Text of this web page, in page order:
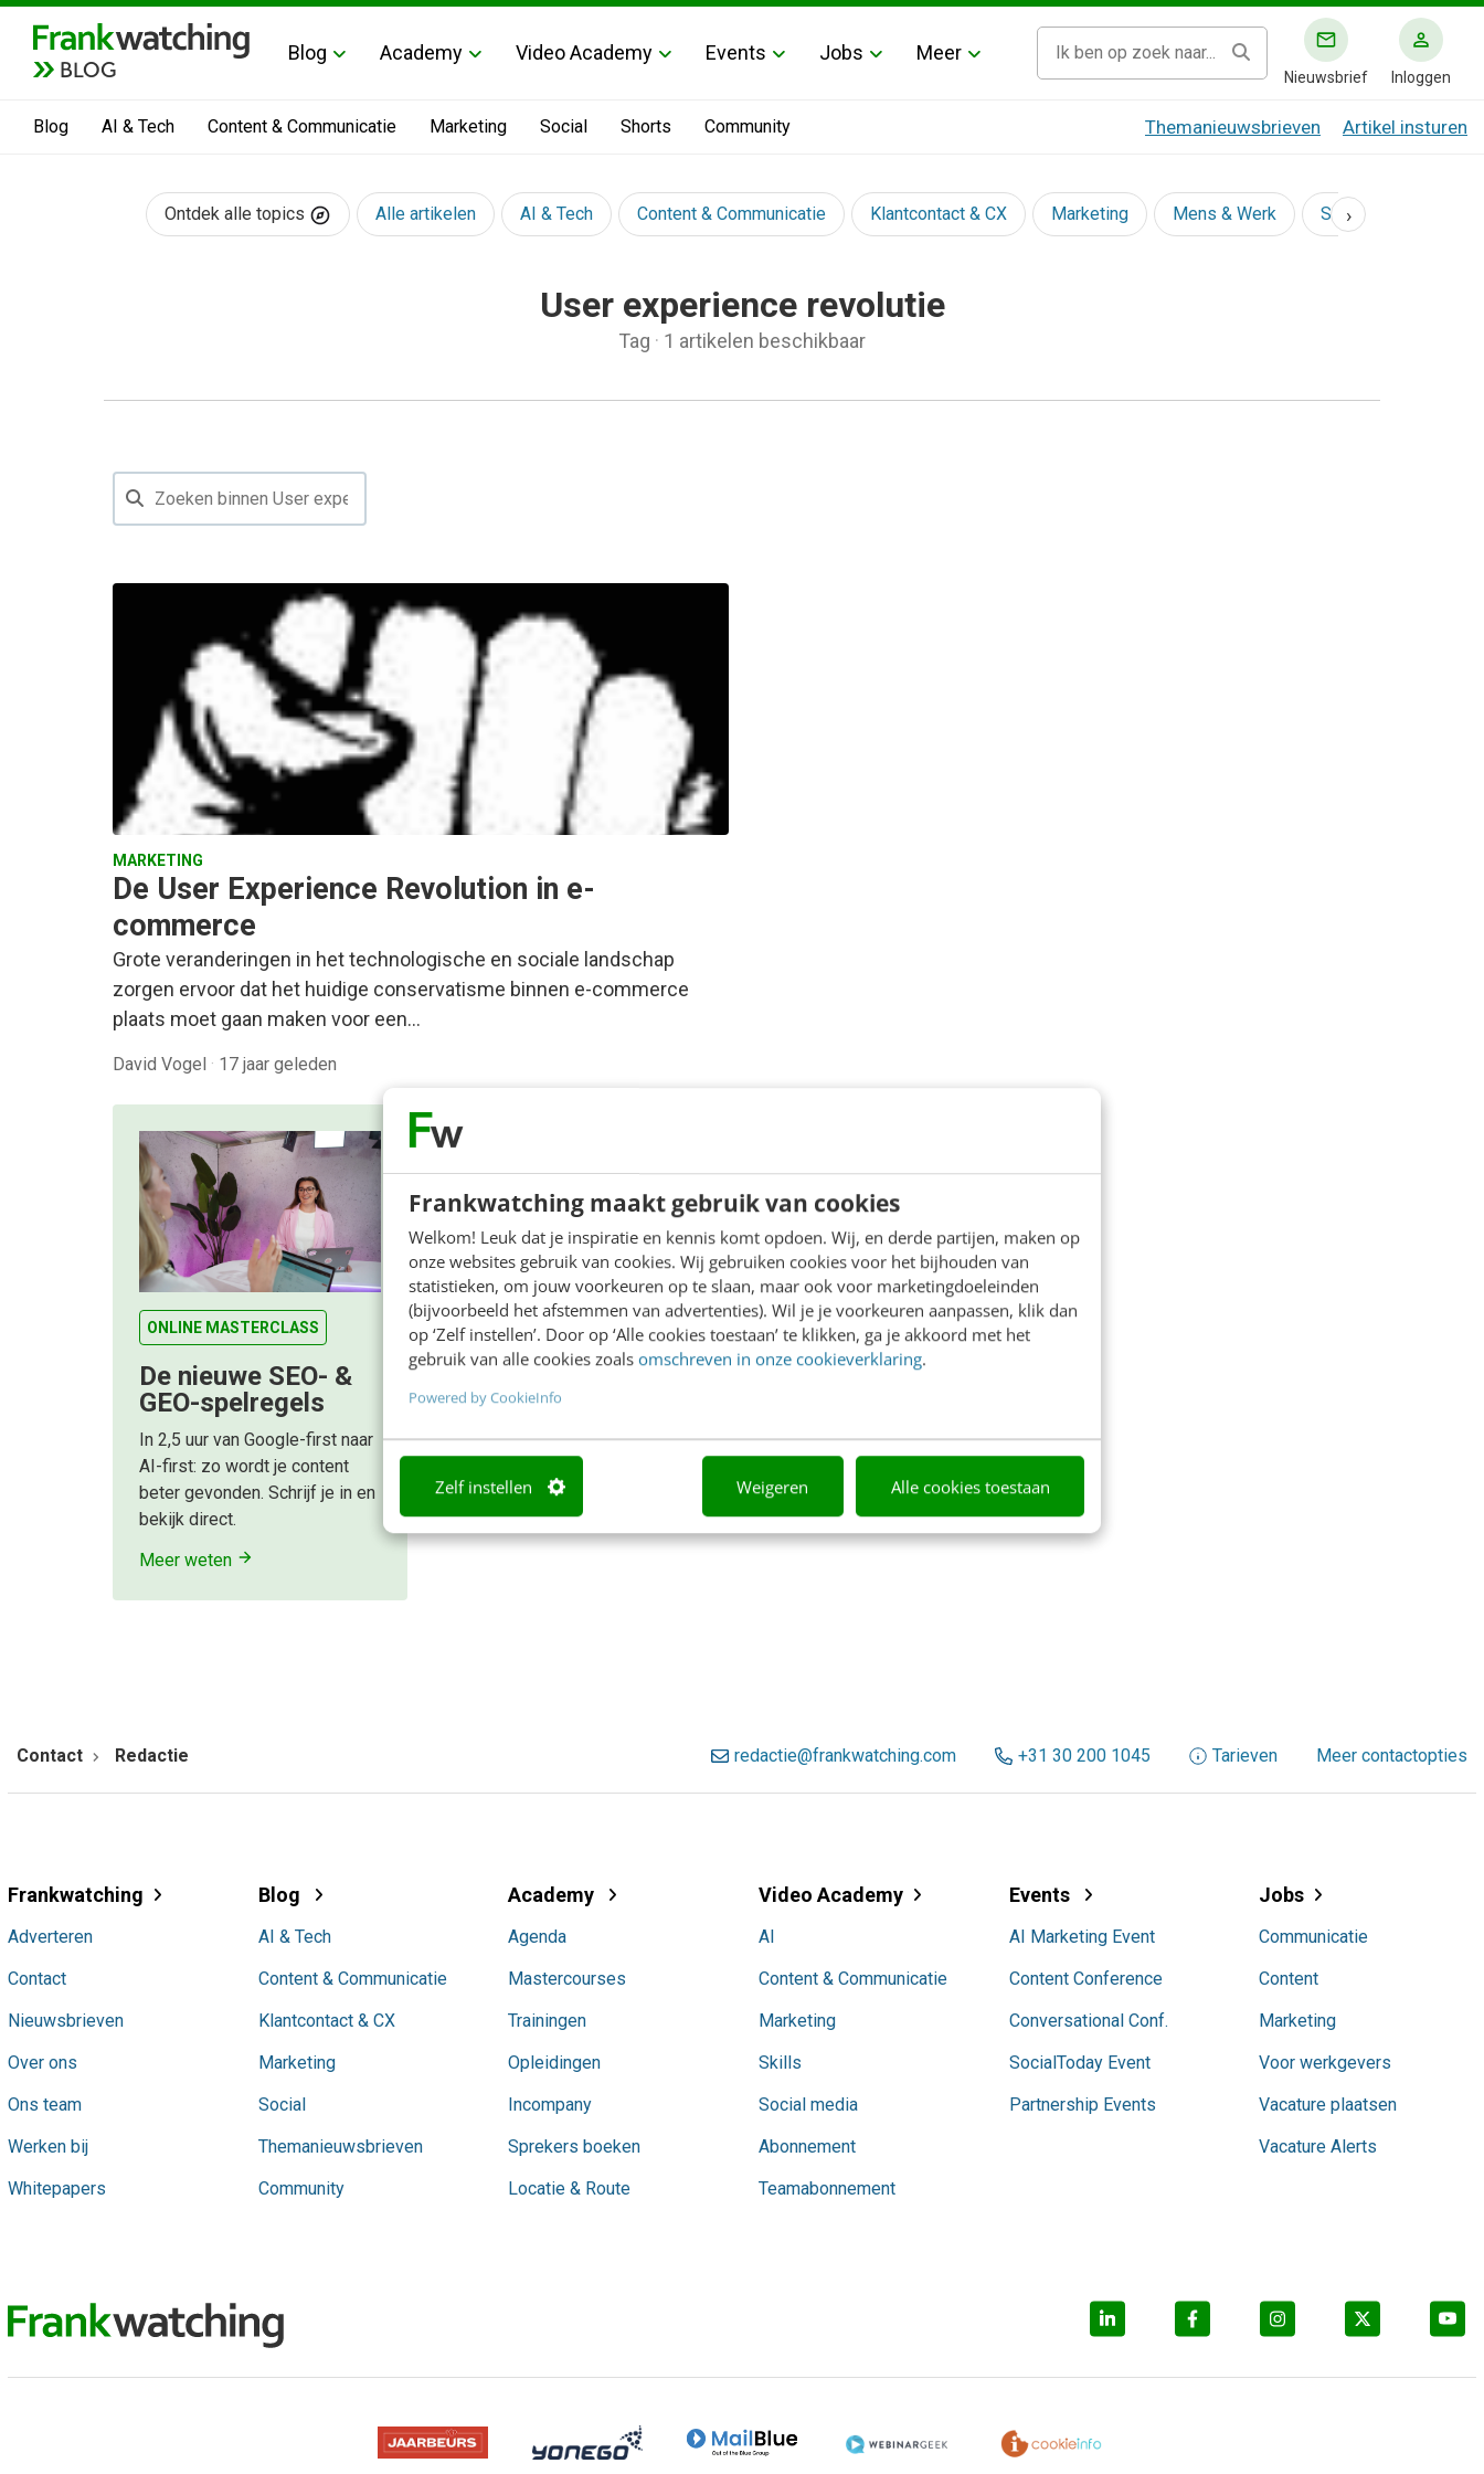
Frankwatching maakt gebruik van cookies
Welkom! Leuk dat je inspiratie en kennis komt opdoen. Wij, en derde partijen, maken op
onze websites gebruik van cookies. Wij gebruiken cookies voor het bijhouden van
statistieken, om jouw voorkeuren op te slaan, maar ook voor marketingdoeleinden
(bijvoorbeeld het afstemmen van advertenties). Wil je je voorkeuren aanpassen, klik dan
op ‘Zelf instellen’. Door op ‘Alle cookies toestaan’ te klikken, ga je akkoord met het
gebruik van alle cookies zoals omschreven in onze cookieverklaring.
Powered by CookieInfo
Zelf instellen Weigeren Alle cookies toestaan
BLOG
Blog Academy Video Academy Events Jobs Meer
Nieuwsbrief Inloggen
Blog AI & Tech Content & Communicatie Marketing Social Shorts Community Themanieuwsbrieven Artikel insturen
Ontdek alle topics Alle artikelen AI & Tech Content & Communicatie Klantcontact & CX Marketing Mens & Werk Social
›
User experience revolutie
Tag · 1 artikelen beschikbaar
MARKETING
De User Experience Revolution in e-
commerce
Grote veranderingen in het technologische en sociale landschap
zorgen ervoor dat het huidige conservatisme binnen e-commerce
plaats moet gaan maken voor een…
David Vogel · 17 jaar geleden
ONLINE MASTERCLASS
De nieuwe SEO- &
GEO-spelregels
In 2,5 uur van Google-first naar
AI-first: zo wordt je content
beter gevonden. Schrijf je in en
bekijk direct.
Meer weten
Contact Redactie redactie@frankwatching.com +31 30 200 1045 Tarieven Meer contactopties
Frankwatching
Adverteren
Contact
Nieuwsbrieven
Over ons
Ons team
Werken bij
Whitepapers
Blog
AI & Tech
Content & Communicatie
Klantcontact & CX
Marketing
Social
Themanieuwsbrieven
Community
Academy
Agenda
Mastercourses
Trainingen
Opleidingen
Incompany
Sprekers boeken
Locatie & Route
Video Academy
AI
Content & Communicatie
Marketing
Skills
Social media
Abonnement
Teamabonnement
Events
AI Marketing Event
Content Conference
Conversational Conf.
SocialToday Event
Partnership Events
Jobs
Communicatie
Content
Marketing
Voor werkgevers
Vacature plaatsen
Vacature Alerts